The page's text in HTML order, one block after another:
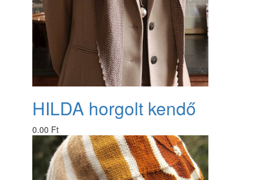
HILDA horgolt kendő
0.00 Ft